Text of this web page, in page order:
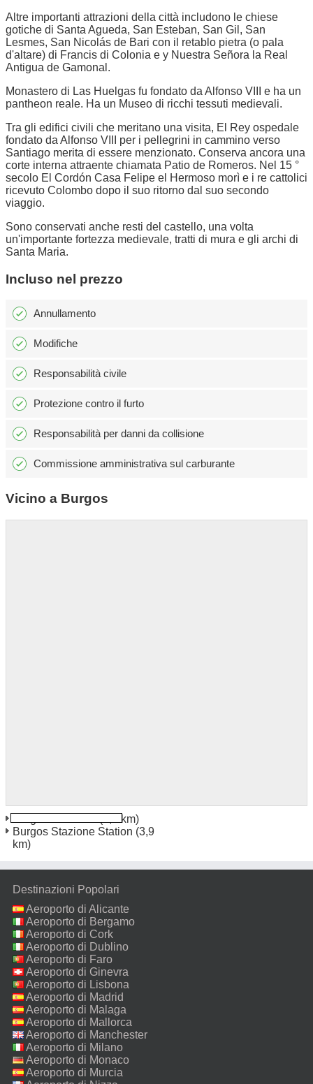
Altre importanti attrazioni della città includono le chiese
gotiche di Santa Agueda, San Esteban, San Gil, San
Lesmes, San Nicolás de Bari con il retablo pietra (o pala
d'altare) di Francis di Colonia e y Nuestra Señora la Real
Antigua de Gamonal.
Monastero di Las Huelgas fu fondato da Alfonso VIII e ha un
pantheon reale. Ha un Museo di ricchi tessuti medievali.
Tra gli edifici civili che meritano una visita, El Rey ospedale
fondato da Alfonso VIII per i pellegrini in cammino verso
Santiago merita di essere menzionato. Conserva ancora una
corte interna attraente chiamata Patio de Romeros. Nel 15 °
secolo El Cordón Casa Felipe el Hermoso morì e i re cattolici
ricevuto Colombo dopo il suo ritorno dal suo secondo
viaggio.
Sono conservati anche resti del castello, una volta
un'importante fortezza medievale, tratti di mura e gli archi di
Santa Maria.
Incluso nel prezzo
Annullamento
Modifiche
Responsabilità civile
Protezione contro il furto
Responsabilità per danni da collisione
Commissione amministrativa sul carburante
Vicino a Burgos
(1,9 km)
Burgos Stazione Station (3,9
km)
Destinazioni Popolari
Aeroporto di Alicante
Aeroporto di Bergamo
Aeroporto di Cork
Aeroporto di Dublino
Aeroporto di Faro
Aeroporto di Ginevra
Aeroporto di Lisbona
Aeroporto di Madrid
Aeroporto di Malaga
Aeroporto di Mallorca
Aeroporto di Manchester
Aeroporto di Milano
Malpensa
Aeroporto di Monaco
Aeroporto di Murcia